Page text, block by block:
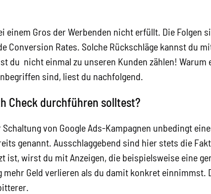
einem Gros der Werbenden nicht erfüllt. Die Folgen
Conversion Rates. Solche Rückschläge kannst du
du nicht einmal zu unseren Kunden zählen! Warum
sind, liest du nachfolgend.
Check durchführen solltest?
von Google Ads-Kampagnen unbedingt
genannt. Ausschlaggebend sind hier stets die
ist, wirst du mit Anzeigen, die beispielsweise eine
Geld verlieren als du damit konkret einnimmst.